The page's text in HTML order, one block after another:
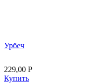
Урбеч
229,00 Р
Купить